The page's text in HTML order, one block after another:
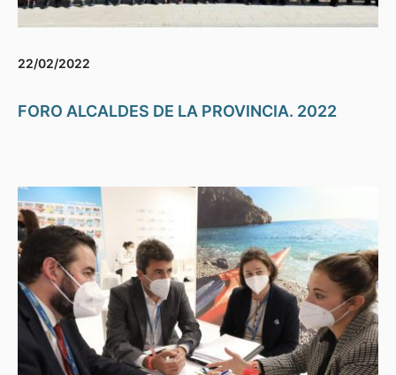
22/02/2022
FORO ALCALDES DE LA PROVINCIA. 2022